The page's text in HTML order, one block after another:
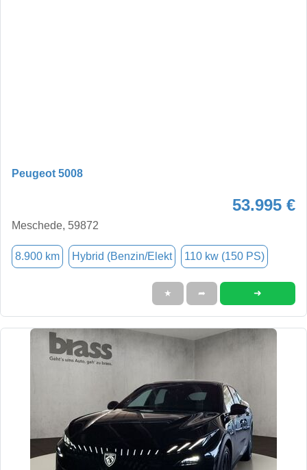
Peugeot 5008
53.995 €
Meschede, 59872
8.900 km Hybrid (Benzin/Elekt 110 kw (150 PS)
★ ➦ ➜